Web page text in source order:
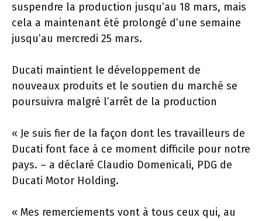
suspendre la production jusqu’au 18 mars, mais
cela a maintenant été prolongé d’une semaine
jusqu’au mercredi 25 mars.
Ducati maintient le développement de
nouveaux produits et le soutien du marché se
poursuivra malgré l’arrêt de la production
« Je suis fier de la façon dont les travailleurs de
Ducati font face à ce moment difficile pour notre
pays. – a déclaré Claudio Domenicali, PDG de
Ducati Motor Holding.
« Mes remerciements vont à tous ceux qui, au